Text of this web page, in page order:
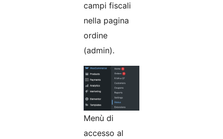
campi fiscali
nella pagina
ordine
(admin).
Menù di
accesso al